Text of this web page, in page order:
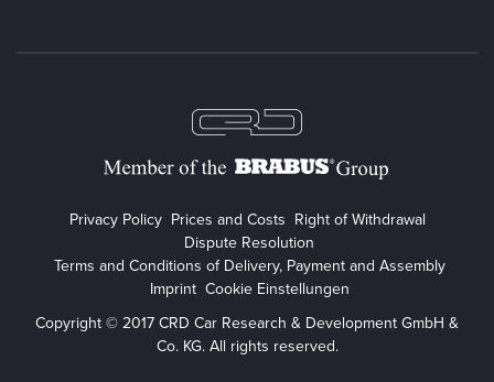
Privacy Policy Prices and Costs Right of Withdrawal
Dispute Resolution
Terms and Conditions of Delivery, Payment and Assembly
Imprint Cookie Einstellungen
Copyright © 2017 CRD Car Research & Development GmbH &
Co. KG. All rights reserved.